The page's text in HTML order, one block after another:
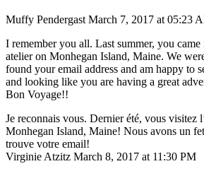
Muffy Pendergast March 7, 2017 at 05:23
I remember you all. Last summer, you
atelier on Monhegan Island, Maine. We
found your email address and am happy to
and looking like you are having a great
Bon Voyage!!
Je reconnais vous. Dernier été, vous visitez
Monhegan Island, Maine! Nous avons un
trouve votre email!
Virginie Atzitz March 8, 2017 at 11:30 PM